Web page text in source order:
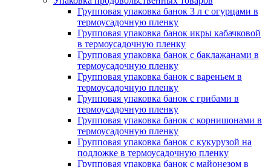
Групповая упаковка банок 3 л с огурцами в
термоусадочную пленку
Групповая упаковка банок икры кабачковой
в термоусадочную пленку
Групповая упаковка банок с баклажанами в
термоусадочную пленку
Групповая упаковка банок с вареньем в
термоусадочную пленку
Групповая упаковка банок с грибами в
термоусадочную пленку
Групповая упаковка банок с корнишонами в
термоусадочную пленку
Групповая упаковка банок с кукурузой на
подложке в термоусадочную пленку
Групповая упаковка банок с майонезом в